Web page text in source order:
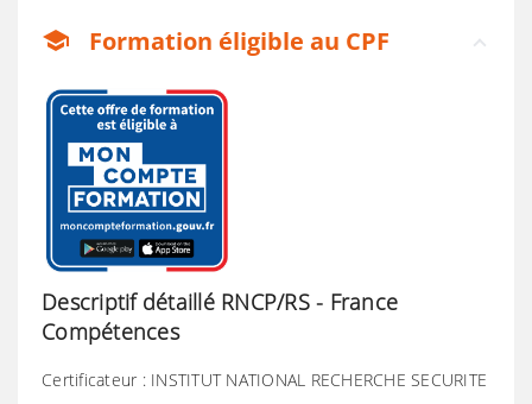
school Formation éligible au CPF
Descriptif détaillé RNCP/RS - France
Compétences
Certificateur : INSTITUT NATIONAL RECHERCHE SECURITE